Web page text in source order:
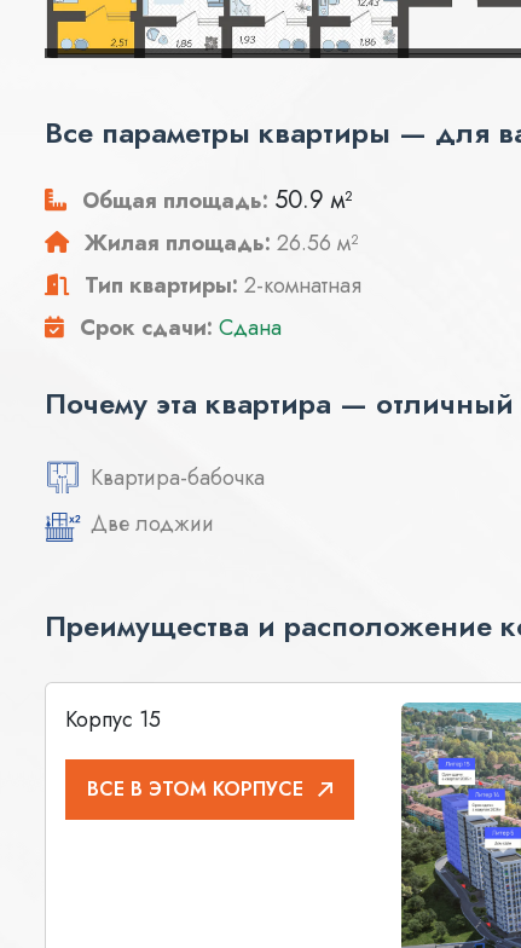
Все параметры квартиры — для
Общая площадь: 50.9 м²
Жилая площадь: 26.56 м²
Тип квартиры: 2-комнатная
Срок сдачи: Сдана
Почему эта квартира —
Квартира-бабочка
Две лоджии
Преимущества и расположение
Корпус 15
ВСЕ В ЭТОМ КОРПУСЕ